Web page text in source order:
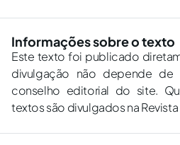
Informações sobre o texto
Este texto foi publicado
divulgação não depende de
conselho editorial do site.
textos são divulgados na Revista